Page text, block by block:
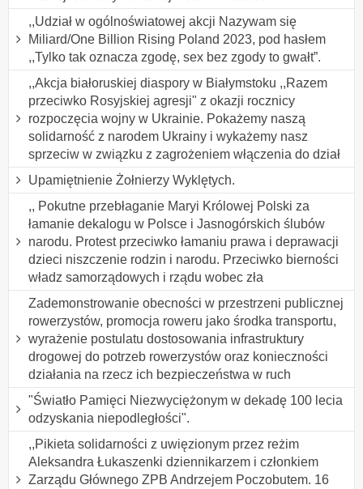
,,Udział w ogólnoświatowej akcji Nazywam się
Miliard/One Billion Rising Poland 2023, pod hasłem
,,Tylko tak oznacza zgodę, sex bez zgody to gwałt”.
,,Akcja białoruskiej diaspory w Białymstoku ,,Razem
przeciwko Rosyjskiej agresji" z okazji rocznicy
rozpoczęcia wojny w Ukrainie. Pokażemy naszą
solidarność z narodem Ukrainy i wykażemy nasz
sprzeciw w związku z zagrożeniem włączenia do dział
Upamiętnienie Żołnierzy Wyklętych.
,, Pokutne przebłaganie Maryi Królowej Polski za
łamanie dekalogu w Polsce i Jasnogórskich ślubów
narodu. Protest przeciwko łamaniu prawa i deprawacji
dzieci niszczenie rodzin i narodu. Przeciwko bierności
władz samorządowych i rządu wobec zła
Zademonstrowanie obecności w przestrzeni publicznej
rowerzystów, promocja roweru jako środka transportu,
wyrażenie postulatu dostosowania infrastruktury
drogowej do potrzeb rowerzystów oraz konieczności
działania na rzecz ich bezpieczeństwa w ruch
"Światło Pamięci Niezwyciężonym w dekadę 100 lecia
odzyskania niepodległości".
,,Pikieta solidarności z uwięzionym przez reżim
Aleksandra Łukaszenki dziennikarzem i członkiem
Zarządu Głównego ZPB Andrzejem Poczobutem. 16